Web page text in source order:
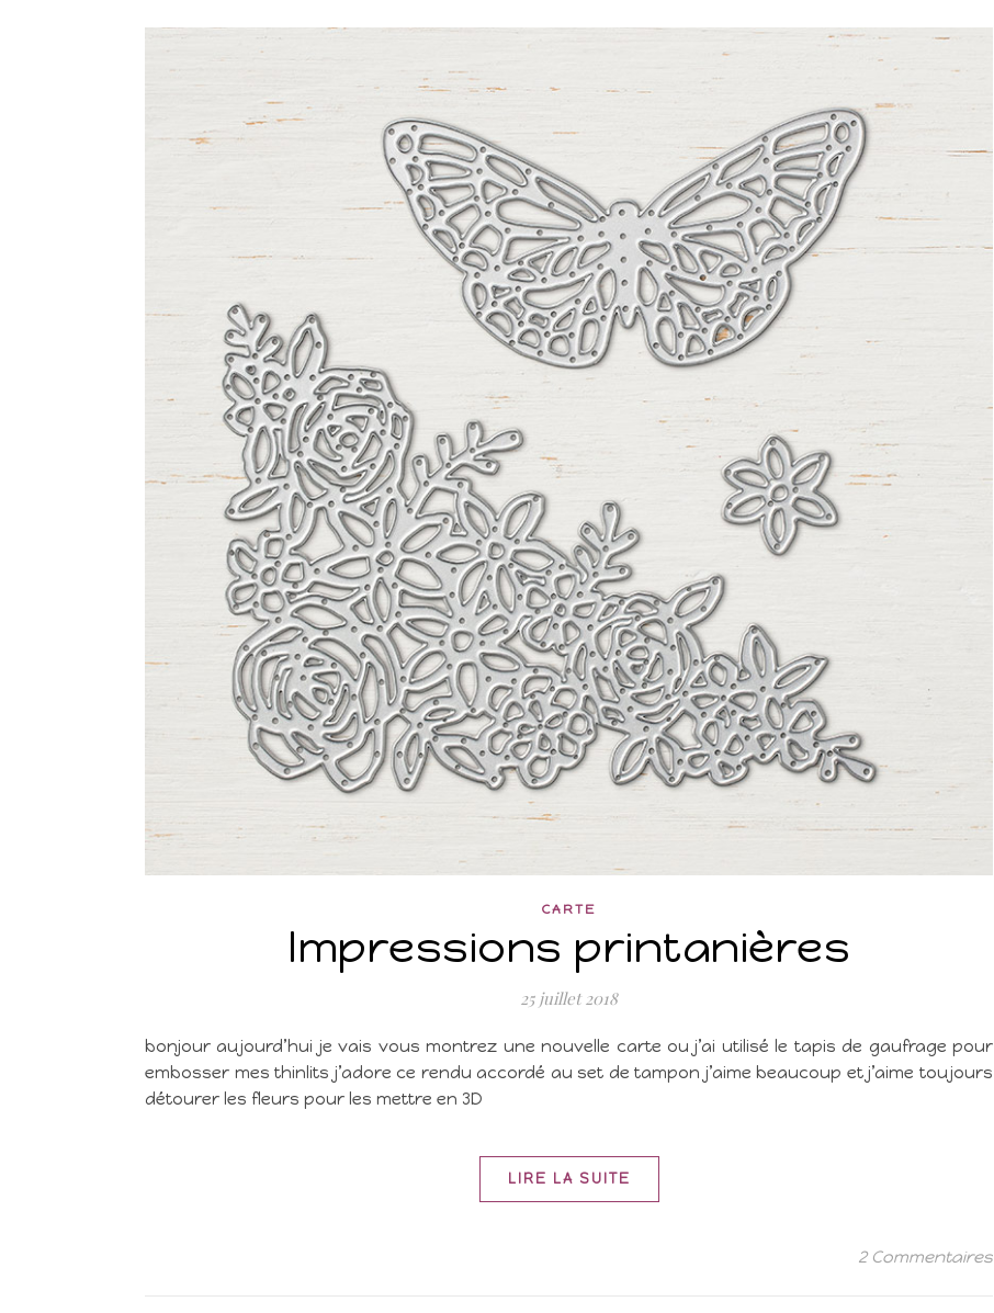
CARTE
Impressions printanières
25 juillet 2018
bonjour aujourd’hui je vais vous montrez une nouvelle carte ou j’ai utilisé le tapis de gaufrage pour
embosser mes thinlits j’adore ce rendu accordé au set de tampon j’aime beaucoup et j’aime toujours
détourer les fleurs pour les mettre en 3D
LIRE LA SUITE
2 Commentaires